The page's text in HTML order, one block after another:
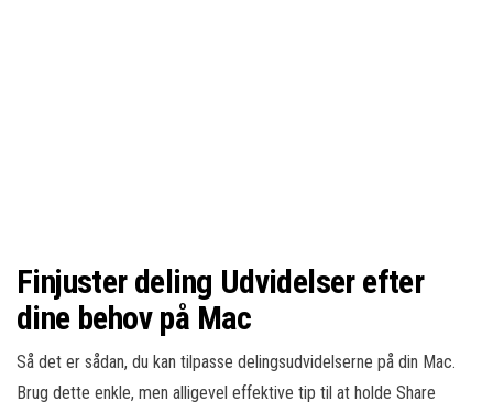
Finjuster deling Udvidelser efter
dine behov på Mac
Så det er sådan, du kan tilpasse delingsudvidelserne på din Mac.
Brug dette enkle, men alligevel effektive tip til at holde Share